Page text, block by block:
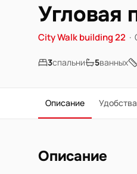
Угловая
City Walk building 22 ·
3спальни 5ванных
Описание Удобства
Описание